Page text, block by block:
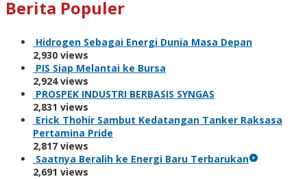
Berita Populer
Hidrogen Sebagai Energi Dunia Masa Depan
2,930 views
PIS Siap Melantai ke Bursa
2,924 views
PROSPEK INDUSTRI BERBASIS SYNGAS
2,831 views
Erick Thohir Sambut Kedatangan Tanker Raksasa
Pertamina Pride
2,817 views
Saatnya Beralih ke Energi Baru Terbarukan
2,691 views